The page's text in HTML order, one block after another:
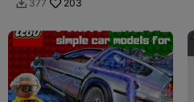
 377 203